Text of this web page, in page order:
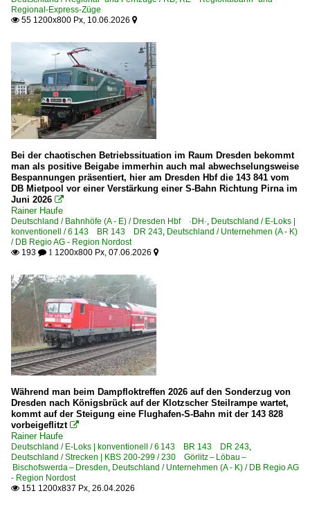
Ruhland
Sassnitz
Schwerin
Stralsund
Torgelow
Ueckermünde/Ueckermünde Stadthafen
Wittenberge
Bahntechnische Anlagen und Kunstbauten
Rollklappbrücke Anklam
Detailfotos
~ Sonstiges
Dieselloks | 92 80
1 218 BR 218
1 219 BR 219 DR 119 'U-Boot'
1 232 BR 232 DR 132 · DR 130.1 'Ludmilla'
1 272 BR 272 ·G 2000-3 BB·
Dieselloks | bis 100 km/h | 98 80
0 650 BR 650 ·Vossloh G6·
Dieseltriebzüge | 95 80
0 612 BR 612 ·RegioSwinger· 'Wackeldackel'
Regional-Express-Züge
 55 1200x800 Px, 10.06.2026 
Bei der chaotischen Betriebssituation im Raum Dresden bekommt
man als positive Beigabe immerhin auch mal abwechselungsweise
Bespannungen präsentiert, hier am Dresden Hbf die 143 841 vom
DB Mietpool vor einer Verstärkung einer S-Bahn Richtung Pirna im
Juni 2026 
Rainer Haufe
Deutschland / Bahnhöfe (A - E) / Dresden Hbf ·DH·, Deutschland / E-Loks |
konventionell / 6 143 BR 143 DR 243, Deutschland / Unternehmen (A - K)
/ DB Regio AG - Region Nordost
 193  1 1200x800 Px, 07.06.2026 
Während man beim Dampfloktreffen 2026 auf den Sonderzug von
Dresden nach Königsbrück auf der Klotzscher Steilrampe wartet,
kommt auf der Steigung eine Flughafen-S-Bahn mit der 143 828
vorbeigeflitzt 
Rainer Haufe
Deutschland / E-Loks | konventionell / 6 143 BR 143 DR 243,
Deutschland / Strecken | KBS 200-299 / 230 Görlitz – Löbau –
Bischofswerda – Dresden, Deutschland / Unternehmen (A - K) / DB Regio AG
- Region Nordost
 151 1200x837 Px, 26.04.2026